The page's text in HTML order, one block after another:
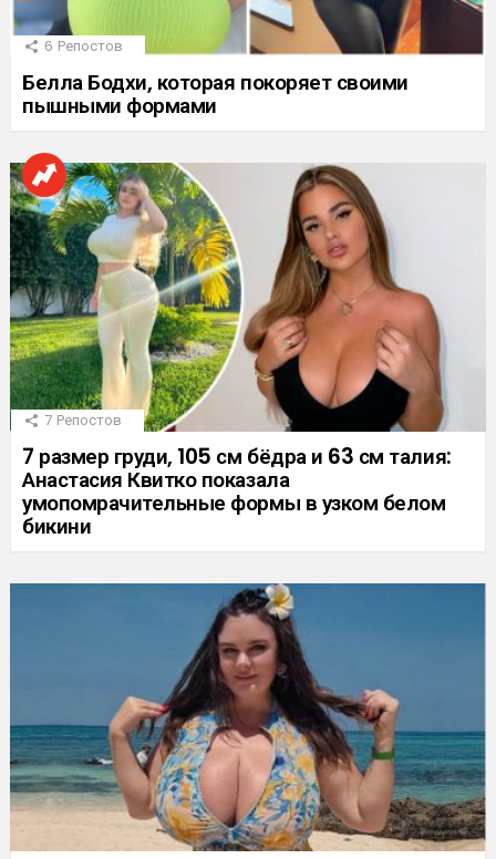
6 Репостов
Белла Бодхи, которая покоряет своими
пышными формами
7 Репостов
7 размер груди, 105 см бёдра и 63 см талия:
Анастасия Квитко показала
умопомрачительные формы в узком белом
бикини